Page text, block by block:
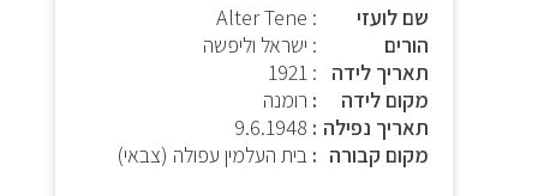
שם לועזי
: Alter Tene
הורים
: ישראל וליפשה
תאריך לידה
: 1921
מקום לידה
רומנה
תאריך נפילה
9.6.1948
מקום קבורה
בית העלמין עפולה (צבאי)